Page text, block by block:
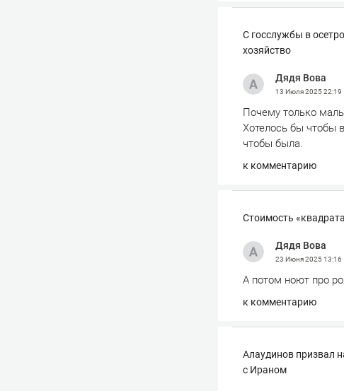
С госслужбы в
хозяйство
Дядя Вова
13 Июля 202522:19
Почему только
Хотелось бы чтобы
чтобы была.
к комментарию
Стоимость
Дядя Вова
23 Июня 202513:16
А потом ноют про
к комментарию
Алаудинов призвал
с Ираном